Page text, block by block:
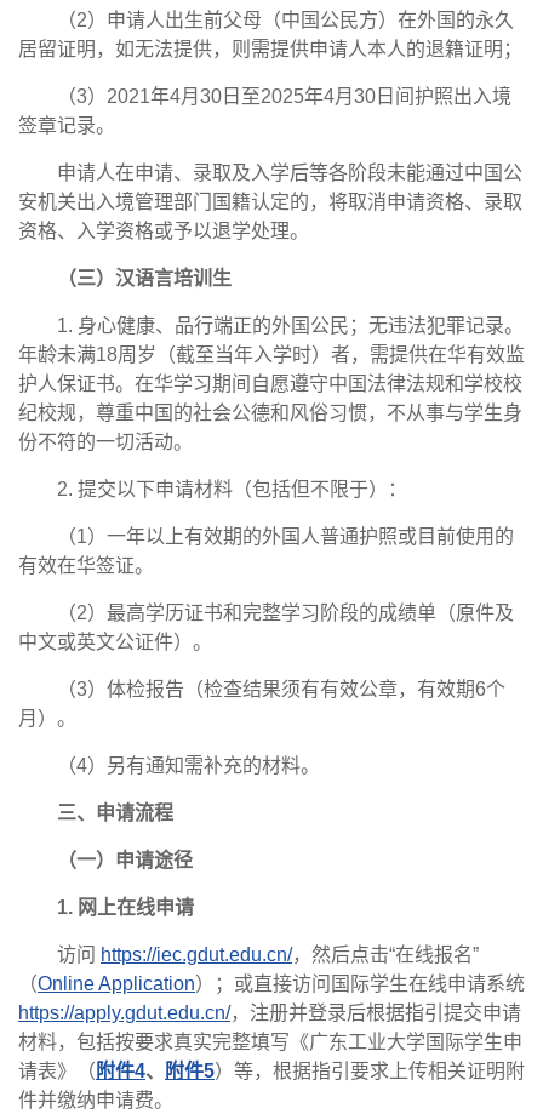
（2）申请人出生前父母（中国公民方）在外国的永久
居留证明，如无法提供，则需提供申请人本人的退籍证明；
（3）2021年4月30日至2025年4月30日间护照出入境
签章记录。
申请人在申请、录取及入学后等各阶段未能通过中国公
安机关出入境管理部门国籍认定的，将取消申请资格、录取
资格、入学资格或予以退学处理。
（三）汉语言培训生
1. 身心健康、品行端正的外国公民；无违法犯罪记录。
年龄未满18周岁（截至当年入学时）者，需提供在华有效监
护人保证书。在华学习期间自愿遵守中国法律法规和学校校
纪校规，尊重中国的社会公德和风俗习惯，不从事与学生身
份不符的一切活动。
2. 提交以下申请材料（包括但不限于）：
（1）一年以上有效期的外国人普通护照或目前使用的
有效在华签证。
（2）最高学历证书和完整学习阶段的成绩单（原件及
中文或英文公证件）。
（3）体检报告（检查结果须有有效公章，有效期6个
月）。
（4）另有通知需补充的材料。
三、申请流程
（一）申请途径
1. 网上在线申请
访问 https://iec.gdut.edu.cn/，然后点击“在线报名”
（Online Application）；或直接访问国际学生在线申请系统
https://apply.gdut.edu.cn/，注册并登录后根据指引提交申请
材料，包括按要求真实完整填写《广东工业大学国际学生申
请表》（ 附件4、 附件5）等，根据指引要求上传相关证明附
件并缴纳申请费。